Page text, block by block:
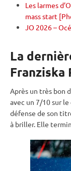
Les larmes
mass start
JO 2026 –
La
Franziska
Après un très bon
avec un 7/10 sur le
défense de son
à briller. Elle